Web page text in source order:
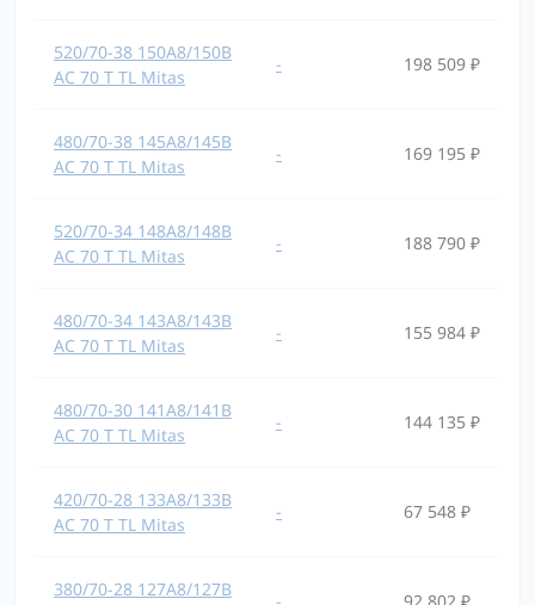
520/70-38 150A8/150B
AC 70 T TL Mitas
- 198 509 ₽
480/70-38 145A8/145B
AC 70 T TL Mitas
- 169 195 ₽
520/70-34 148A8/148B
AC 70 T TL Mitas
- 188 790 ₽
480/70-34 143A8/143B
AC 70 T TL Mitas
- 155 984 ₽
480/70-30 141A8/141B
AC 70 T TL Mitas
- 144 135 ₽
420/70-28 133A8/133B
AC 70 T TL Mitas
- 67 548 ₽
380/70-28 127A8/127B